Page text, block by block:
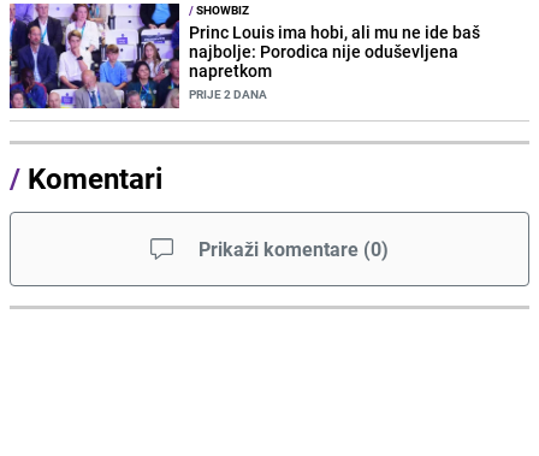
/SHOWBIZ
Princ Louis ima hobi, ali mu ne ide baš
najbolje: Porodica nije oduševljena
napretkom
PRIJE 2 DANA
/ Komentari
Prikaži komentare (0)